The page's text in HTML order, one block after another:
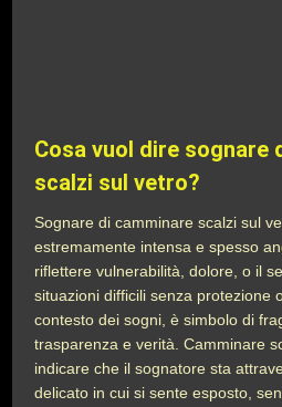
Cosa vuol dire sognare
scalzi sul vetro?
Sognare di camminare scalzi sul
estremamente intensa e spesso
riflettere vulnerabilità, dolore, o il
situazioni difficili senza protezione
contesto dei sogni, è simbolo di
trasparenza e verità. Camminare
indicare che il sognatore sta
delicato in cui si sente esposto,